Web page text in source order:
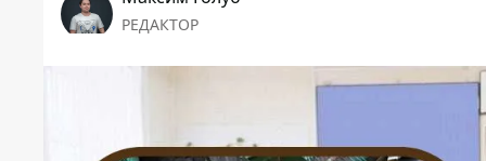
РЕДАКТОР